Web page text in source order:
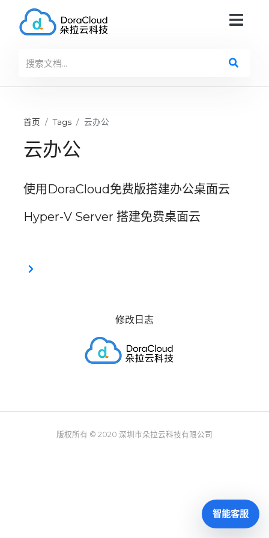
首页 Tags 云办公
云办公
使用DoraCloud免费版搭建办公桌面云
Hyper-V Server 搭建免费桌面云
修改日志
版权所有 © 2020 深圳市朵拉云科技有限公司
智能客服